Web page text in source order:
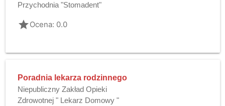
Przychodnia "Stomadent"
gradeOcena: 0.0
Poradnia lekarza rodzinnego
Niepubliczny Zakład Opieki
Zdrowotnej " Lekarz Domowy "